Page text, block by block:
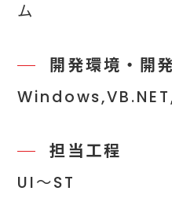
ム
開発環境・開
担当工程
UI～ST